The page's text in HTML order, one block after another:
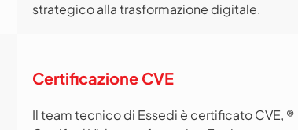
strategico alla trasformazione digitale.
Certificazione CVE
Il team tecnico di Essedi è certificato CVE, ®